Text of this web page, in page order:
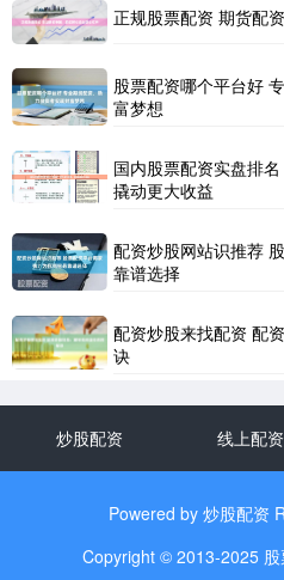
正规股票配资 期货配
股票配资哪个平台好
富梦想
国内股票配资实盘排
撬动更大收益
配资炒股网站识推荐
靠谱选择
配资炒股来找配资 配
诀
炒股配资 线上配
Powered by 炒股配资
Copyright © 2013-2025